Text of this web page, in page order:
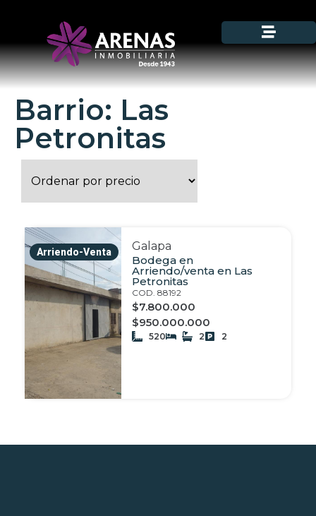
Barrio: Las
Petronitas
Arriendo-Venta
Galapa
Bodega en
Arriendo/venta en Las
Petronitas
COD. 88192
$7.800.000
$950.000.000
520 2 2